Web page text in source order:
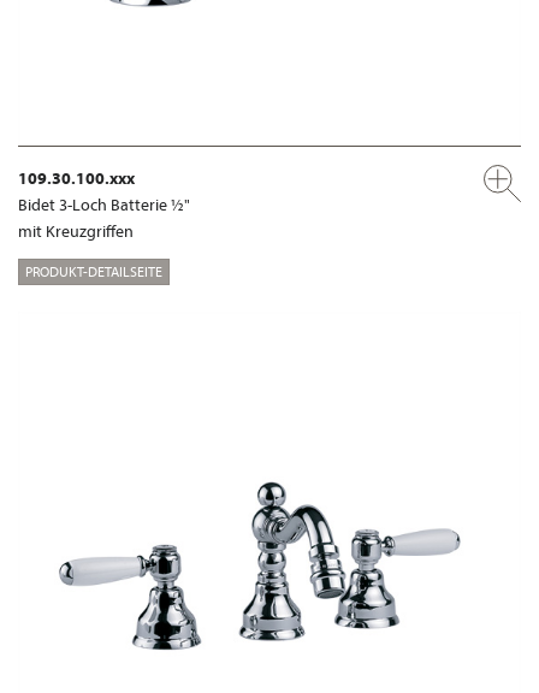
109.30.100.xxx
Bidet 3-Loch Batterie ½"
mit Kreuzgriffen
PRODUKT-DETAILSEITE